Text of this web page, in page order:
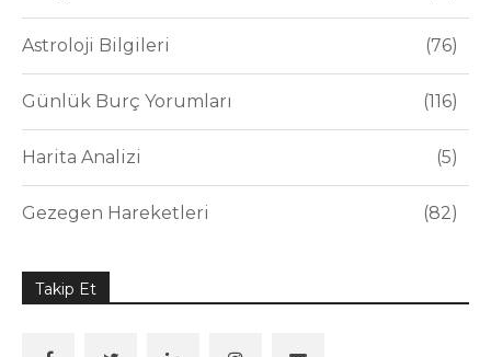
Astroloji Bilgileri 76
Günlük Burç Yorumları 116
Harita Analizi 5
Gezegen Hareketleri 82
Takip Et